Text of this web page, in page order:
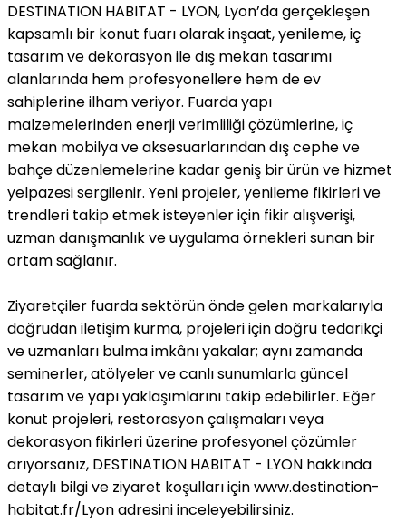
DESTINATION HABITAT - LYON, Lyon’da gerçekleşen
kapsamlı bir konut fuarı olarak inşaat, yenileme, iç
tasarım ve dekorasyon ile dış mekan tasarımı
alanlarında hem profesyonellere hem de ev
sahiplerine ilham veriyor. Fuarda yapı
malzemelerinden enerji verimliliği çözümlerine, iç
mekan mobilya ve aksesuarlarından dış cephe ve
bahçe düzenlemelerine kadar geniş bir ürün ve hizmet
yelpazesi sergilenir. Yeni projeler, yenileme fikirleri ve
trendleri takip etmek isteyenler için fikir alışverişi,
uzman danışmanlık ve uygulama örnekleri sunan bir
ortam sağlanır.
Ziyaretçiler fuarda sektörün önde gelen markalarıyla
doğrudan iletişim kurma, projeleri için doğru tedarikçi
ve uzmanları bulma imkânı yakalar; aynı zamanda
seminerler, atölyeler ve canlı sunumlarla güncel
tasarım ve yapı yaklaşımlarını takip edebilirler. Eğer
konut projeleri, restorasyon çalışmaları veya
dekorasyon fikirleri üzerine profesyonel çözümler
arıyorsanız, DESTINATION HABITAT - LYON hakkında
detaylı bilgi ve ziyaret koşulları için www.destination-
habitat.fr/Lyon adresini inceleyebilirsiniz.